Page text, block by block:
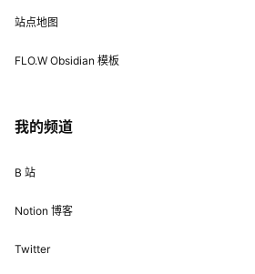
站点地图
FLO.W Obsidian 模板
我的频道
B 站
Notion 博客
Twitter